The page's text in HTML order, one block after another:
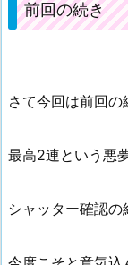
前回の続き
さて今回は前回の
最高2連という悪
シャッター確認の